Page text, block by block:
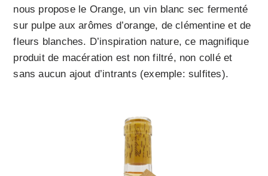
nous propose le Orange, un vin blanc sec fermenté
sur pulpe aux arômes d’orange, de clémentine et de
fleurs blanches. D’inspiration nature, ce magnifique
produit de macération est non filtré, non collé et
sans aucun ajout d’intrants (exemple: sulfites).